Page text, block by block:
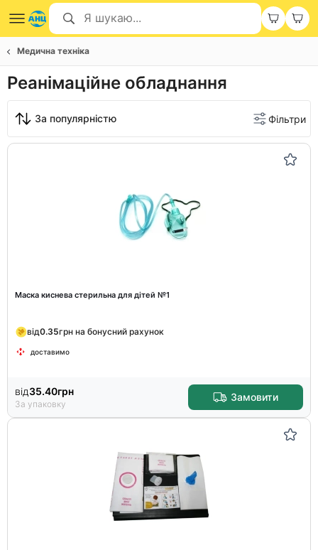
Медична техніка
Реанімаційне обладнання
За популярністю Фільтри
Маска киснева стерильна для дітей №1
від0.35грн на бонусний рахунок
доставимо
від35.40грн
За упаковку
Замовити